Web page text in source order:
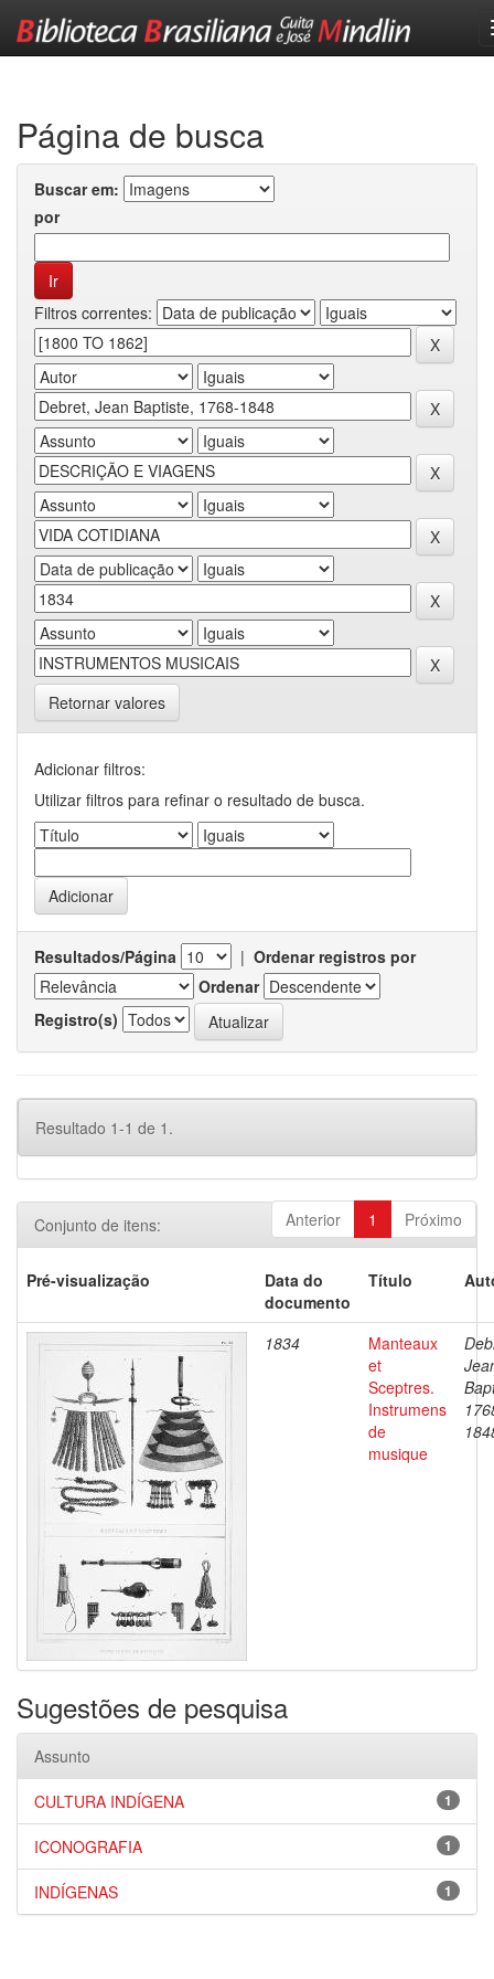
Página de busca
Buscar em:
por
Filtros correntes:
Retornar valores
Adicionar filtros:
Utilizar filtros para refinar o resultado de busca.
Resultados/Página | Ordenar registros por
Ordenar
Registro(s)
Resultado 1-1 de 1.
Anterior 1 Próximo
Conjunto de itens:
Pré-visualização
Data do
documento
Título
1834
Manteaux
et
Sceptres.
Instrumens
de
musique
Sugestões de pesquisa
Assunto
1
CULTURA INDÍGENA
1
ICONOGRAFIA
1
INDÍGENAS